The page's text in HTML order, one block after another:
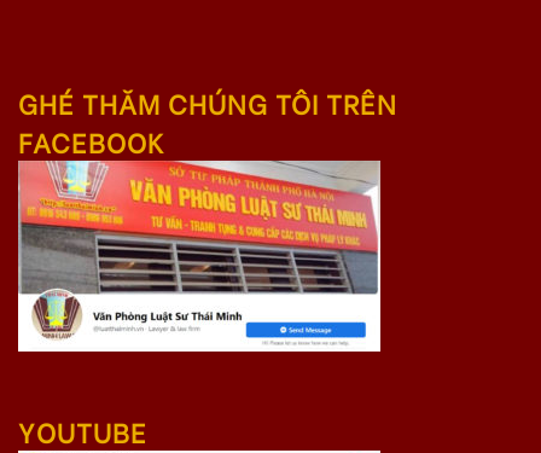
GHÉ THĂM CHÚNG TÔI TRÊN
FACEBOOK
YOUTUBE